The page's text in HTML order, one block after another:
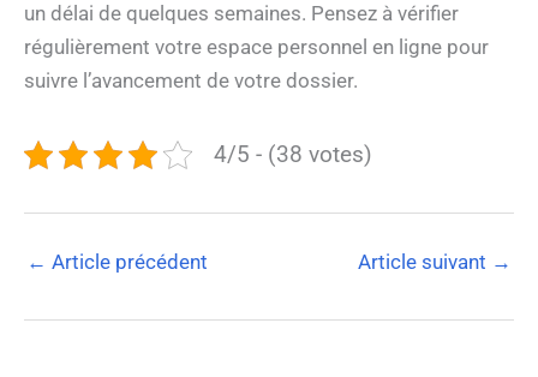
un délai de quelques semaines. Pensez à vérifier
régulièrement votre espace personnel en ligne pour
suivre l’avancement de votre dossier.
4/5 - (38 votes)
← Article précédent Article suivant →